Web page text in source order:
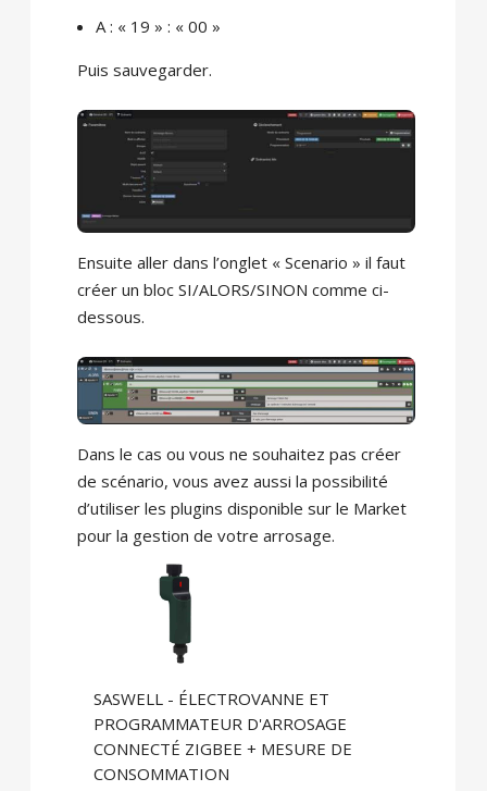
A : « 19 » : « 00 »
Puis sauvegarder.
Ensuite aller dans l’onglet « Scenario » il faut
créer un bloc SI/ALORS/SINON comme ci-
dessous.
Dans le cas ou vous ne souhaitez pas créer
de scénario, vous avez aussi la possibilité
d’utiliser les plugins disponible sur le Market
pour la gestion de votre arrosage.
SASWELL - ÉLECTROVANNE ET
PROGRAMMATEUR D'ARROSAGE
CONNECTÉ ZIGBEE + MESURE DE
CONSOMMATION